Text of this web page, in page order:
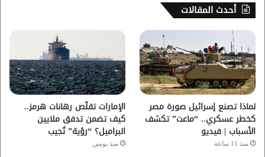
س
ب
و
ك
ر
ي
و
ب
ت
ق
ر
ا
م
أحدث المقالات
لماذا تصنع إسرائيل صورة مصر
كخطر عسكري.. “ماعت” تكشف
الأسباب | فيديو
منذ 11 ساعة
الإمارات تقلّص رهانات هرمز..
كيف تضمن تدفق ملايين
البراميل؟ “رؤية” تُجيب
منذ يومين